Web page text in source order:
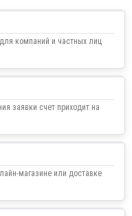
компаний и частных лиц
заявки счет приходит на
магазине или доставке